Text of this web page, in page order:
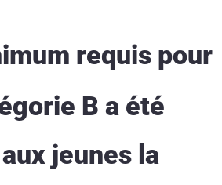
requis pour
B a été
jeunes la